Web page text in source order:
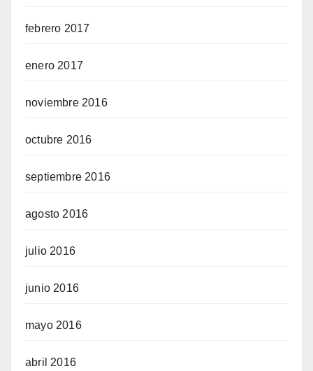
febrero 2017
enero 2017
noviembre 2016
octubre 2016
septiembre 2016
agosto 2016
julio 2016
junio 2016
mayo 2016
abril 2016